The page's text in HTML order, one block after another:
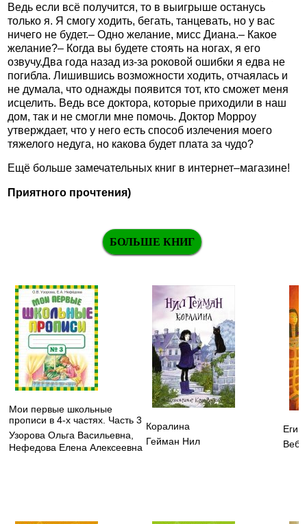
Ведь если всё получится, то в выигрыше останусь
только я. Я смогу ходить, бегать, танцевать, но у вас
ничего не будет.– Одно желание, мисс Диана.– Какое
желание?– Когда вы будете стоять на ногах, я его
озвучу.Два года назад из-за роковой ошибки я едва не
погибла. Лишившись возможности ходить, отчаялась и
не думала, что однажды появится тот, кто сможет меня
исцелить. Ведь все доктора, которые приходили в наш
дом, так и не смогли мне помочь. Доктор Морроу
утверждает, что у него есть способ излечения моего
тяжелого недуга, но какова будет плата за чудо?
Ещё больше замечательных книг в интернет–магазине!
Приятного прочтения)
БОЛЬШЕ КНИГ
Мои первые школьные
прописи в 4-х частях. Часть 3
Узорова Ольга Васильевна
Нефедова Елена Алексеевна
Коралина
Гейман Нил